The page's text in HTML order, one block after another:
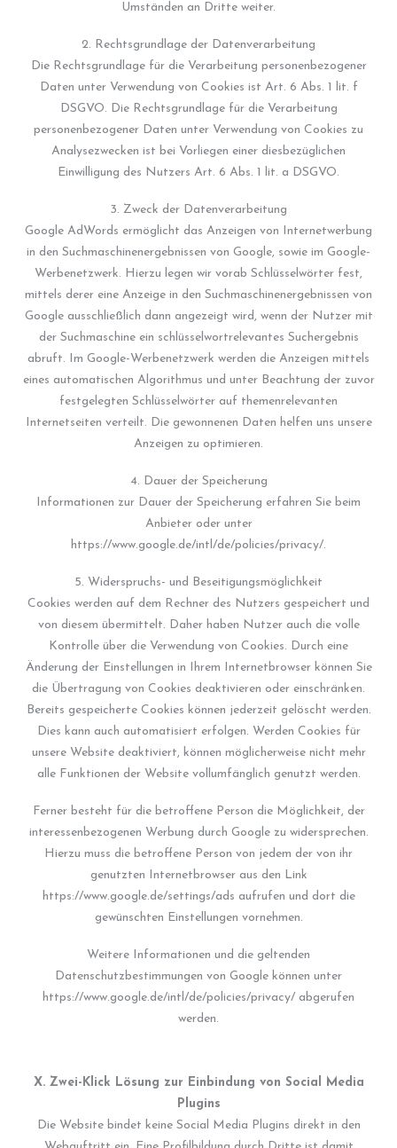
Umständen an Dritte weiter.
2. Rechtsgrundlage der Datenverarbeitung
Die Rechtsgrundlage für die Verarbeitung personenbezogener
Daten unter Verwendung von Cookies ist Art. 6 Abs. 1 lit. f
DSGVO. Die Rechtsgrundlage für die Verarbeitung
personenbezogener Daten unter Verwendung von Cookies zu
Analysezwecken ist bei Vorliegen einer diesbezüglichen
Einwilligung des Nutzers Art. 6 Abs. 1 lit. a DSGVO.
3. Zweck der Datenverarbeitung
Google AdWords ermöglicht das Anzeigen von Internetwerbung
in den Suchmaschinenergebnissen von Google, sowie im Google-
Werbenetzwerk. Hierzu legen wir vorab Schlüsselwörter fest,
mittels derer eine Anzeige in den Suchmaschinenergebnissen von
Google ausschließlich dann angezeigt wird, wenn der Nutzer mit
der Suchmaschine ein schlüsselwortrelevantes Suchergebnis
abruft. Im Google-Werbenetzwerk werden die Anzeigen mittels
eines automatischen Algorithmus und unter Beachtung der zuvor
festgelegten Schlüsselwörter auf themenrelevanten
Internetseiten verteilt. Die gewonnenen Daten helfen uns unsere
Anzeigen zu optimieren.
4. Dauer der Speicherung
Informationen zur Dauer der Speicherung erfahren Sie beim
Anbieter oder unter
https://www.google.de/intl/de/policies/privacy/.
5. Widerspruchs- und Beseitigungsmöglichkeit
Cookies werden auf dem Rechner des Nutzers gespeichert und
von diesem übermittelt. Daher haben Nutzer auch die volle
Kontrolle über die Verwendung von Cookies. Durch eine
Änderung der Einstellungen in Ihrem Internetbrowser können Sie
die Übertragung von Cookies deaktivieren oder einschränken.
Bereits gespeicherte Cookies können jederzeit gelöscht werden.
Dies kann auch automatisiert erfolgen. Werden Cookies für
unsere Website deaktiviert, können möglicherweise nicht mehr
alle Funktionen der Website vollumfänglich genutzt werden.
Ferner besteht für die betroffene Person die Möglichkeit, der
interessenbezogenen Werbung durch Google zu widersprechen.
Hierzu muss die betroffene Person von jedem der von ihr
genutzten Internetbrowser aus den Link
https://www.google.de/settings/ads aufrufen und dort die
gewünschten Einstellungen vornehmen.
Weitere Informationen und die geltenden
Datenschutzbestimmungen von Google können unter
https://www.google.de/intl/de/policies/privacy/ abgerufen
werden.
X. Zwei-Klick Lösung zur Einbindung von Social Media
Plugins
Die Website bindet keine Social Media Plugins direkt in den